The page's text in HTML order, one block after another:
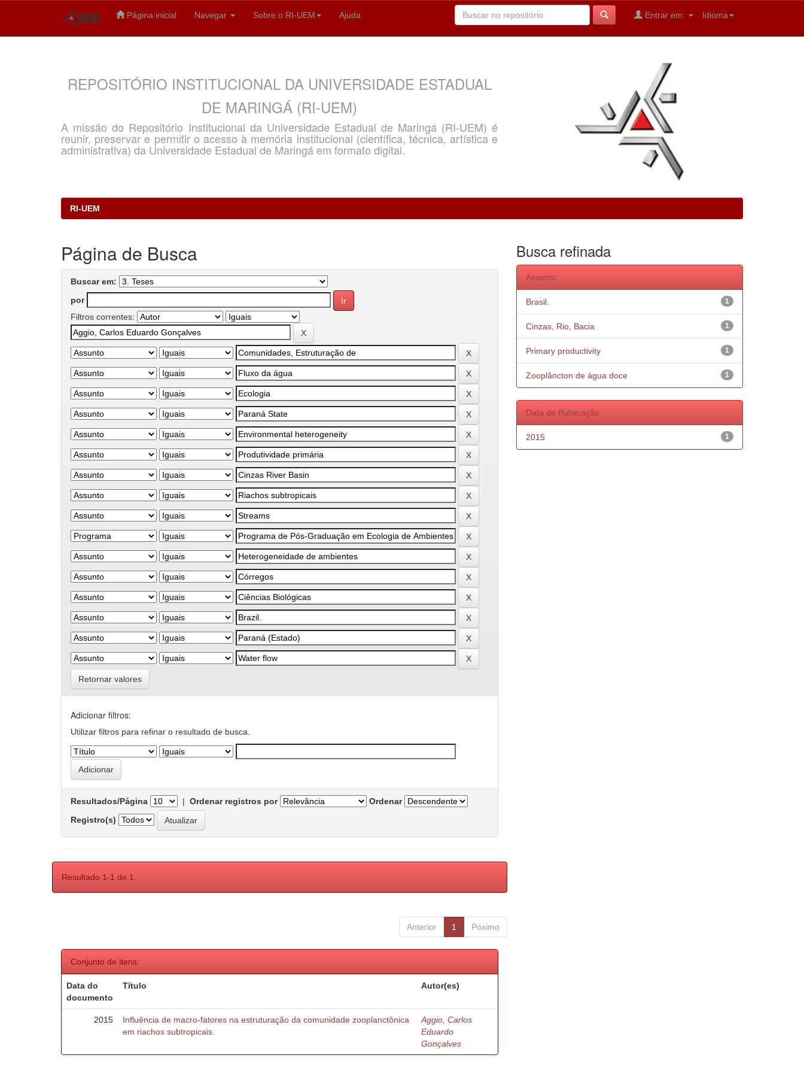
Página inicial Navegar Sobre o RI-UEM Ajuda Idioma
Entrar em:
REPOSITÓRIO INSTITUCIONAL DA UNIVERSIDADE ESTADUAL
DE MARINGÁ (RI-UEM)
A missão do Repositório Institucional da Universidade Estadual de Maringá (RI-UEM) é
reunir, preservar e permitir o acesso à memória institucional (científica, técnica, artística e
administrativa) da Universidade Estadual de Maringá em formato digital.
RI-UEM
Página de Busca
Buscar em:
por
Filtros correntes:
Retornar valores
Adicionar filtros:
Utilizar filtros para refinar o resultado de busca.
Resultados/Página | Ordenar registros por
Ordenar
Registro(s)
Resultado 1-1 de 1.
Anterior 1 Póximo
Conjunto de itens:
Data do
documento
Título Autor(es)
2015
Influência de macro-fatores na estruturação da comunidade zooplanctônica
em riachos subtropicais.
Aggio, Carlos
Eduardo
Gonçalves
Busca refinada
Assunto
1
Brasil.
1
Cinzas, Rio, Bacia
1
Primary productivity
1
Zooplâncton de água doce
Data de Publicação
1
2015